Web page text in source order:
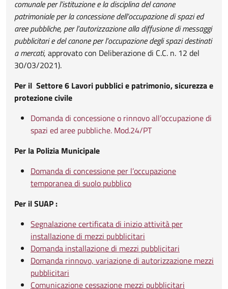
comunale per l’istituzione e la disciplina del canone
patrimoniale per la concessione dell’occupazione di spazi ed
aree pubbliche, per l’autorizzazione alla diffusione di messaggi
pubblicitari e del canone per l’occupazione degli spazi destinati
a mercati, approvato con Deliberazione di C.C. n. 12 del
30/03/2021).
Per il Settore 6 Lavori pubblici e patrimonio, sicurezza e
protezione civile
Domanda di concessione o rinnovo all’occupazione di
spazi ed aree pubbliche. Mod.24/PT
Per la Polizia Municipale
Domanda di concessione per l’occupazione
temporanea di suolo pubblico
Per il SUAP :
Segnalazione certificata di inizio attività per
installazione di mezzi pubblicitari
Domanda installazione di mezzi pubblicitari
Domanda rinnovo, variazione di autorizzazione mezzi
pubblicitari
Comunicazione cessazione mezzi pubblicitari